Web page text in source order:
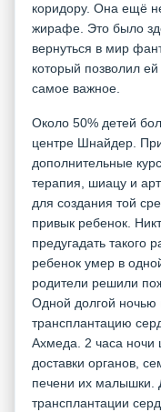
коридору. Она ещё
жирафе. Это было
вернуться в мир
который позволил
самое важное.
Около 50% детей
центре Шнайдер.
дополнительные
терапия, шиацу и
для создания той
привык ребенок.
предугадать такого
ребенок умер в
родители решили
Одной долгой ночью
трансплантацию
Ахмеда. 2 часа ночи
доставки органов,
печени их малышки.
трансплантации